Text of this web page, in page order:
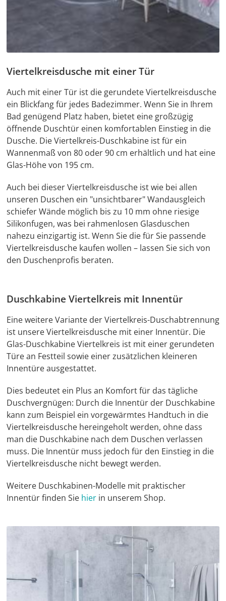
Viertelkreisdusche mit einer Tür
Auch mit einer Tür ist die gerundete Viertelkreisdusche
ein Blickfang für jedes Badezimmer. Wenn Sie in Ihrem
Bad genügend Platz haben, bietet eine großzügig
öffnende Duschtür einen komfortablen Einstieg in die
Dusche. Die Viertelkreis-Duschkabine ist für ein
Wannenmaß von 80 oder 90 cm erhältlich und hat eine
Glas-Höhe von 195 cm.
Auch bei dieser Viertelkreisdusche ist wie bei allen
unseren Duschen ein "unsichtbarer" Wandausgleich
schiefer Wände möglich bis zu 10 mm ohne riesige
Silikonfugen, was bei rahmenlosen Glasduschen
nahezu einzigartig ist. Wenn Sie die für Sie passende
Viertelkreisdusche kaufen wollen – lassen Sie sich von
den Duschenprofis beraten.
Duschkabine Viertelkreis mit Innentür
Eine weitere Variante der Viertelkreis-Duschabtrennung
ist unsereViertelkreisdusche mit einer Innentür. Die
Glas-Duschkabine Viertelkreis ist mit einer gerundeten
Türe an Festteil sowie einer zusätzlichen kleineren
Innentüre ausgestattet.
Dies bedeutet ein Plus an Komfort für das tägliche
Duschvergnügen: Durch die Innentür der Duschkabine
kann zum Beispiel ein vorgewärmtes Handtuch in die
Viertelkreisdusche hereingeholt werden, ohne dass
man die Duschkabine nach dem Duschen verlassen
muss. Die Innentür muss jedoch für den Einstieg in die
Viertelkreisdusche nicht bewegt werden.
Weitere Duschkabinen-Modelle mit praktischer
Innentür finden Sie hier in unserem Shop.